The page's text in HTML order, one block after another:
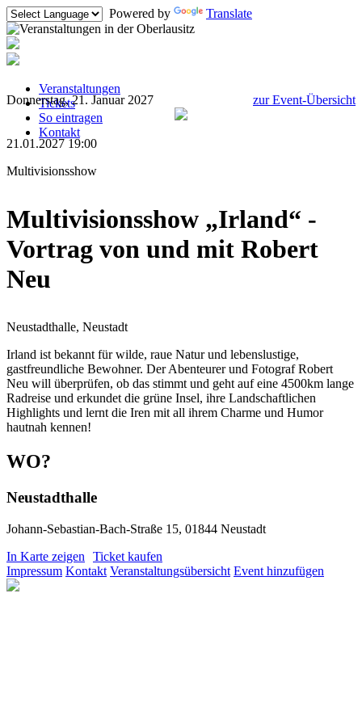
Powered by Translate
Veranstaltungen
Tickets
So eintragen
Kontakt
zur Event-Übersicht
Donnerstag, 21. Januar 2027
21.01.2027 19:00
Multivisionsshow
Multivisionsshow „Irland“ -
Vortrag von und mit Robert
Neu
Neustadthalle, Neustadt
Irland ist bekannt für wilde, raue Natur und lebenslustige,
gastfreundliche Bewohner. Der Abenteurer und Fotograf Robert
Neu will überprüfen, ob das stimmt und geht auf eine 4500km lange
Radreise und erkundet die grüne Insel, ihre Landschaftlichen
Highlights und lernt die Iren mit all ihrem Charme und Humor
hautnah kennen!
WO?
Neustadthalle
Johann-Sebastian-Bach-Straße 15, 01844 Neustadt
In Karte zeigen
Ticket kaufen
Impressum Kontakt Veranstaltungsübersicht Event hinzufügen